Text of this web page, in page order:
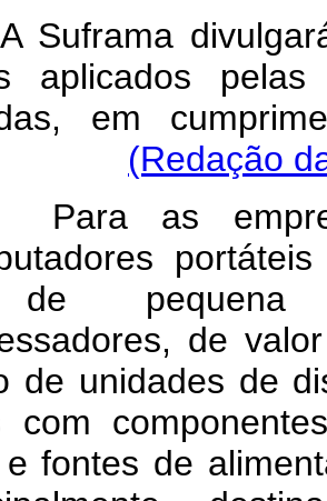
Suframa
aplicados
em
(Redação
as
de pequena
de
de unidades de
com
fontes de